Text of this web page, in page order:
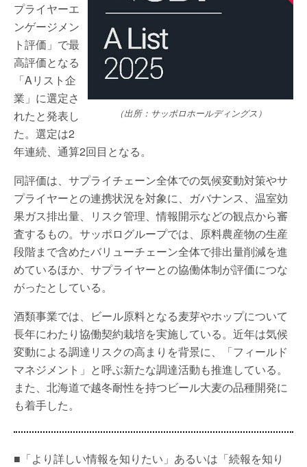
（出所：サッポロホールディングス）
プライヤーエ
ンゲージメン
ト評価」で最
高評価となる
「Aリスト企
業」に選定さ
れたと発表し
た。選定は2
年連続、通算2回目となる。
同評価は、サプライチェーン全体での気候変動対策やサ
プライヤーとの連携状況を対象に、ガバナンス、温室効
果ガス排出量、リスク管理、情報開示などの観点から審
査するもの。サッポログループでは、原料農産物の生産
段階まで含めたバリューチェーン全体で排出量削減を進
めているほか、サプライヤーとの協働体制が評価につな
がったとしている。
酒類事業では、ビール原料となる麦芽やホップについて
長年にわたり協働契約栽培を実施している。近年は気候
変動による調達リスクの高まりを背景に、「フィールド
マネジメント」と呼ぶ新たな調達活動も推進している。
また、北海道で越冬耐性を持つビール大麦の品種開発に
も着手した。
■「より詳しい情報を知りたい」あるいは「続報を知り